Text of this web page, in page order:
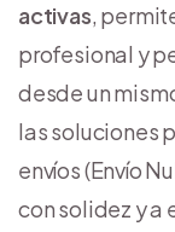
activas,
profesional y
desde un
las soluciones
envíos (Envío
con solidez y a